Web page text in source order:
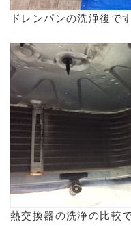
ドレンパンの洗浄後です
熱交換器の洗浄の比較